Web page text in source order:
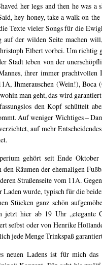
her legs and then he was a
hey honey, take a walk on
Texte vieler Songs für die
auf der wilden Seite machen
Elbert vorbei. Um richtig
Stadt leben von der
ihrer immer
Ihmerauschen (Wein!),
man geht, das wird
den Kopf schüttelt
Auf weniger Wichtiges –
auf mehr
gehört seit Ende
Räumen der ehemaligen
Straßenseite vom 11A.
Laden wurde, typisch für die
Stücken ganz schön
jetzt hier ab 19 Uhr „elegante
selbst oder von Henrike
jede Menge Trinkspaß
neuen Ladens ist für mich